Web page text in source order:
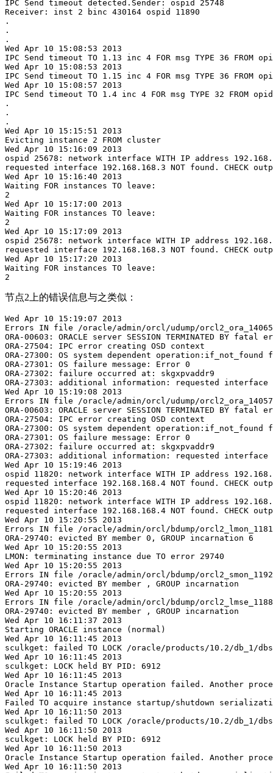
IPC Send timeout detected.Sender: ospid 25748
Receiver: inst 2 binc 430164 ospid 11890
.
.
.
Wed Apr 10 15:08:53 2013
IPC Send timeout TO 1.13 inc 4 FOR msg TYPE 36 FROM
Wed Apr 10 15:08:53 2013
IPC Send timeout TO 1.15 inc 4 FOR msg TYPE 36 FROM
Wed Apr 10 15:08:57 2013
IPC Send timeout TO 1.4 inc 4 FOR msg TYPE 32 FROM
.
.
.
Wed Apr 10 15:15:51 2013
Evicting instance 2 FROM cluster
Wed Apr 10 15:16:09 2013
ospid 25678: network interface WITH IP address
requested interface 192.168.168.3 NOT found. CHECK
Wed Apr 10 15:16:40 2013
Waiting FOR instances TO leave:
2
Wed Apr 10 15:17:00 2013
Waiting FOR instances TO leave:
2
Wed Apr 10 15:17:09 2013
ospid 25678: network interface WITH IP address
requested interface 192.168.168.3 NOT found. CHECK
Wed Apr 10 15:17:20 2013
Waiting FOR instances TO leave:
2
节点2上的错误信息与之类似：
Wed Apr 10 15:19:07 2013
Errors IN file /oracle/admin/orcl/udump/
ORA-00603: ORACLE server SESSION TERMINATED BY fatal
ORA-27504: IPC error creating OSD context
ORA-27300: OS system dependent operation:if_not_found
ORA-27301: OS failure message: Error 0
ORA-27302: failure occurred at: skgxpvaddr9
ORA-27303: additional information: requested interface
Wed Apr 10 15:19:08 2013
Errors IN file /oracle/admin/orcl/udump/
ORA-00603: ORACLE server SESSION TERMINATED BY fatal
ORA-27504: IPC error creating OSD context
ORA-27300: OS system dependent operation:if_not_found
ORA-27301: OS failure message: Error 0
ORA-27302: failure occurred at: skgxpvaddr9
ORA-27303: additional information: requested interface
Wed Apr 10 15:19:46 2013
ospid 11820: network interface WITH IP address
requested interface 192.168.168.4 NOT found. CHECK
Wed Apr 10 15:20:46 2013
ospid 11820: network interface WITH IP address
requested interface 192.168.168.4 NOT found. CHECK
Wed Apr 10 15:20:55 2013
Errors IN file /oracle/admin/orcl/bdump/
ORA-29740: evicted BY member 0, GROUP incarnation 6
Wed Apr 10 15:20:55 2013
LMON: terminating instance due TO error 29740
Wed Apr 10 15:20:55 2013
Errors IN file /oracle/admin/orcl/bdump/
ORA-29740: evicted BY member , GROUP incarnation
Wed Apr 10 15:20:55 2013
Errors IN file /oracle/admin/orcl/bdump/
ORA-29740: evicted BY member , GROUP incarnation
Wed Apr 10 16:11:37 2013
Starting ORACLE instance (normal)
Wed Apr 10 16:11:45 2013
sculkget: failed TO LOCK /oracle/products/10.2/db_1/
Wed Apr 10 16:11:45 2013
sculkget: LOCK held BY PID: 6912
Wed Apr 10 16:11:45 2013
Oracle Instance Startup operation failed. Another
Wed Apr 10 16:11:45 2013
Failed TO acquire instance startup/shutdown
Wed Apr 10 16:11:50 2013
sculkget: failed TO LOCK /oracle/products/10.2/db_1/
Wed Apr 10 16:11:50 2013
sculkget: LOCK held BY PID: 6912
Wed Apr 10 16:11:50 2013
Oracle Instance Startup operation failed. Another
Wed Apr 10 16:11:50 2013